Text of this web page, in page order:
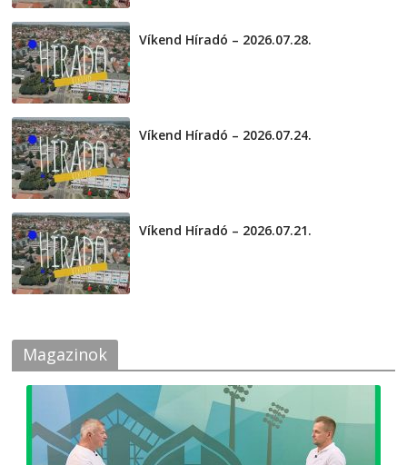
Víkend Híradó – 2026.07.28.
Víkend Híradó – 2026.07.24.
Víkend Híradó – 2026.07.21.
Magazinok